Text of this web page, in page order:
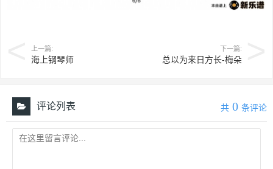
上一篇:
海上钢琴师
下一篇:
总以为来日方长-梅朵
共 0 条评论
评论列表